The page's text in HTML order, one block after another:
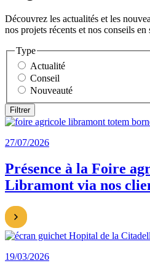
Découvrez les actualités et les
nos projets récents et nos conseils
Type
Actualité
Conseil
Nouveauté
27/07/2026
Présence à la Foire
Libramont via nos
19/03/2026